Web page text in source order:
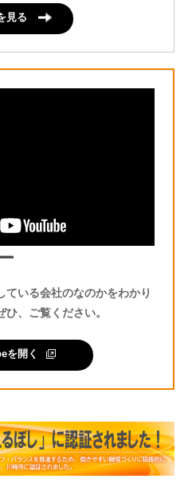
見る
ている会社のなのかをわかり
、ご覧ください。
を開く